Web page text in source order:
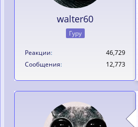
walter60
Гуру
Реакции
46,729
Сообщения
12,773